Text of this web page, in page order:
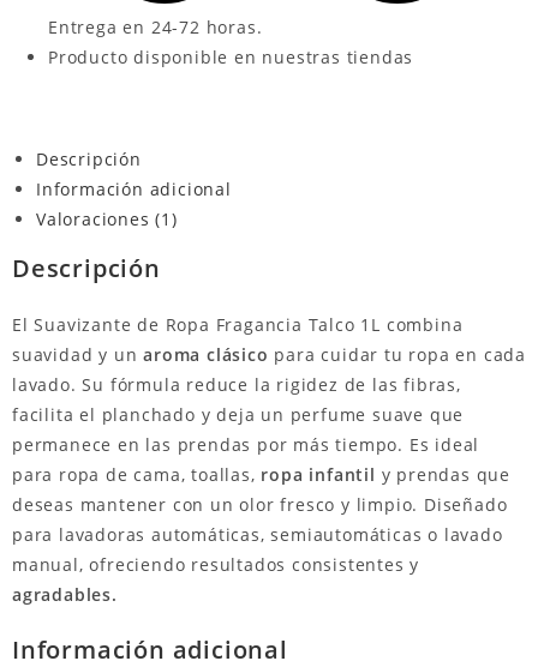
Entrega en 24-72 horas.
Producto disponible en nuestras tiendas
Descripción
Información adicional
Valoraciones (1)
Descripción
El Suavizante de Ropa Fragancia Talco 1L combina
suavidad y unaroma clásico para cuidar tu ropa en cada
lavado. Su fórmula reduce la rigidez de las fibras,
facilita el planchado y deja un perfume suave que
permanece en las prendas por más tiempo. Es ideal
para ropa de cama, toallas, ropa infantil y prendas que
deseas mantener con un olor fresco y limpio. Diseñado
para lavadoras automáticas, semiautomáticas o lavado
manual, ofreciendo resultados consistentes y
agradables.
Información adicional